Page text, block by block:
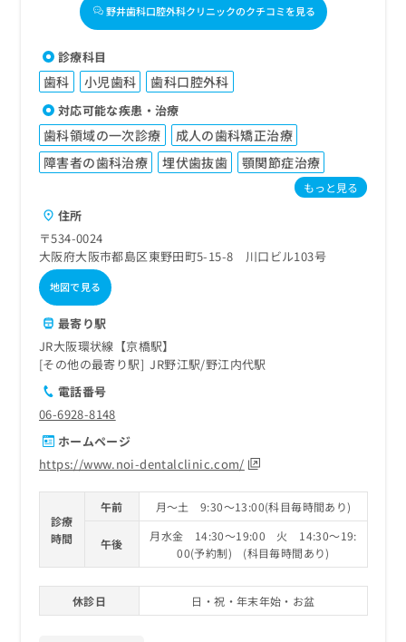
野井歯科口腔外科クリニックのクチコミを見る
診療科目
歯科 小児歯科 歯科口腔外科
対応可能な疾患・治療
歯科領域の一次診療
成人の歯科矯正治療
障害者の歯科治療
埋伏歯抜歯 顎関節症治療
もっと見る
住所
〒534-0024
大阪府大阪市都島区東野田町5-15-8 川口ビル103号
地図で見る
最寄り駅
JR大阪環状線【京橋駅】
その他の最寄り駅
JR野江駅 野江内代駅
電話番号
06-6928-8148
ホームページ
https://www.noi-dentalclinic.com/
診療
時間
午前 月～土 9:30～13:00(科目毎時間あり)
午後
月水金 14:30～19:00 火 14:30～19:
00(予約制) (科目毎時間あり)
休診日 日・祝・年末年始・お盆